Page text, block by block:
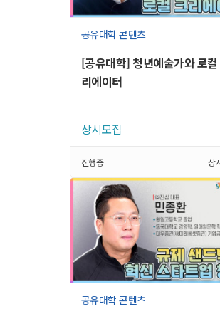
공유대학 콘텐츠
[공유대학] 청년예술가와 로컬
리에이터
상시모집
진행중 상
공유대학 콘텐츠